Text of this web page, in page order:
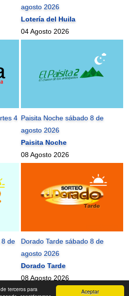
Aceptar
terceros para
agosto 2026
Lotería del Huila
04 Agosto 2026
4 Paisita Noche sábado 8 de
agosto 2026
Paisita Noche
08 Agosto 2026
8 de
Dorado Tarde sábado 8 de
agosto 2026
Dorado Tarde
08 Agosto 2026
2010-2026 ©